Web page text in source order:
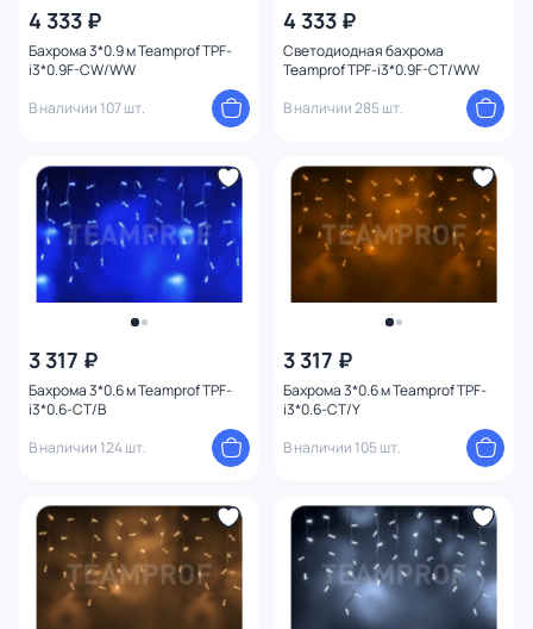
4 333 ₽
Бахрома 3*0.9 м Teamprof TPF-
i3*0.9F-CW/WW
В наличии 107 шт.
4 333 ₽
Светодиодная бахрома
Teamprof TPF-i3*0.9F-CT/WW
В наличии 285 шт.
3 317 ₽
Бахрома 3*0.6 м Teamprof TPF-
i3*0.6-CT/B
В наличии 124 шт.
3 317 ₽
Бахрома 3*0.6 м Teamprof TPF-
i3*0.6-CT/Y
В наличии 105 шт.